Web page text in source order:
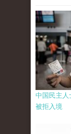
中国民主人
被拒入境